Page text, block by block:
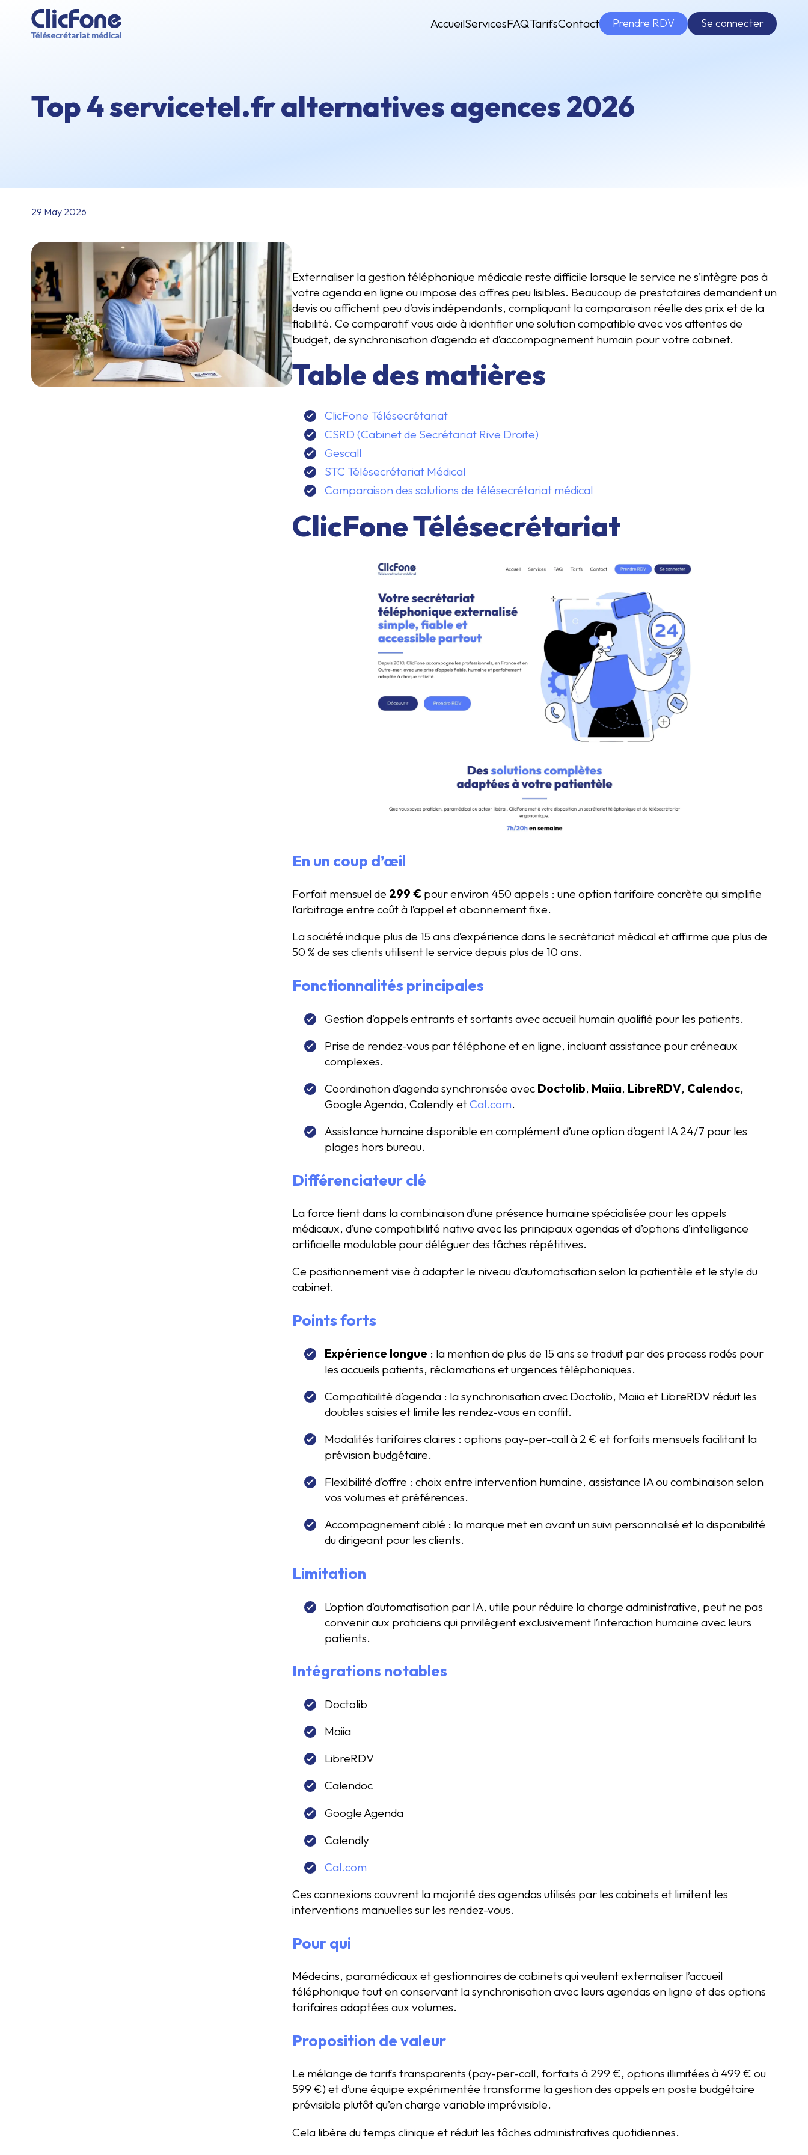
AccueilServicesFAQTarifsContact Prendre RDV Se connecter
Top 4 servicetel.fr alternatives agences 2026
29 May 2026
Externaliser la gestion téléphonique médicale reste difficile lorsque le service ne s’intègre pas à
votre agenda en ligne ou impose des offres peu lisibles. Beaucoup de prestataires demandent un
devis ou affichent peu d’avis indépendants, compliquant la comparaison réelle des prix et de la
fiabilité. Ce comparatif vous aide à identifier une solution compatible avec vos attentes de
budget, de synchronisation d’agenda et d’accompagnement humain pour votre cabinet.
Table des matières
ClicFone Télésecrétariat
CSRD (Cabinet de Secrétariat Rive Droite)
Gescall
STC Télésecrétariat Médical
Comparaison des solutions de télésecrétariat médical
ClicFone Télésecrétariat
En un coup d’œil
Forfait mensuel de 299 € pour environ 450 appels : une option tarifaire concrète qui simplifie
l’arbitrage entre coût à l’appel et abonnement fixe.
La société indique plus de 15 ans d’expérience dans le secrétariat médical et affirme que plus de
50 % de ses clients utilisent le service depuis plus de 10 ans.
Fonctionnalités principales
Gestion d’appels entrants et sortants avec accueil humain qualifié pour les patients.
Prise de rendez-vous par téléphone et en ligne, incluant assistance pour créneaux
complexes.
Coordination d’agenda synchronisée avec Doctolib, Maiia, LibreRDV, Calendoc,
Google Agenda, Calendly etCal.com.
Assistance humaine disponible en complément d’une option d’agent IA 24/7 pour les
plages hors bureau.
Différenciateur clé
La force tient dans la combinaison d’une présence humaine spécialisée pour les appels
médicaux, d’une compatibilité native avec les principaux agendas et d’options d’intelligence
artificielle modulable pour déléguer des tâches répétitives.
Ce positionnement vise à adapter le niveau d’automatisation selon la patientèle et le style du
cabinet.
Points forts
Expérience longue : la mention de plus de 15 ans se traduit par des process rodés pour
les accueils patients, réclamations et urgences téléphoniques.
Compatibilité d’agenda : la synchronisation avec Doctolib, Maiia et LibreRDV réduit les
doubles saisies et limite les rendez-vous en conflit.
Modalités tarifaires claires : options pay-per-call à 2 € et forfaits mensuels facilitant la
prévision budgétaire.
Flexibilité d’offre : choix entre intervention humaine, assistance IA ou combinaison selon
vos volumes et préférences.
Accompagnement ciblé : la marque met en avant un suivi personnalisé et la disponibilité
du dirigeant pour les clients.
Limitation
L’option d’automatisation par IA, utile pour réduire la charge administrative, peut ne pas
convenir aux praticiens qui privilégient exclusivement l’interaction humaine avec leurs
patients.
Intégrations notables
Doctolib
Maiia
LibreRDV
Calendoc
Google Agenda
Calendly
Cal.com
Ces connexions couvrent la majorité des agendas utilisés par les cabinets et limitent les
interventions manuelles sur les rendez-vous.
Pour qui
Médecins, paramédicaux et gestionnaires de cabinets qui veulent externaliser l’accueil
téléphonique tout en conservant la synchronisation avec leurs agendas en ligne et des options
tarifaires adaptées aux volumes.
Proposition de valeur
Le mélange de tarifs transparents (pay-per-call, forfaits à 299 €, options illimitées à 499 € ou
599 €) et d’une équipe expérimentée transforme la gestion des appels en poste budgétaire
prévisible plutôt qu’en charge variable imprévisible.
Cela libère du temps clinique et réduit les tâches administratives quotidiennes.